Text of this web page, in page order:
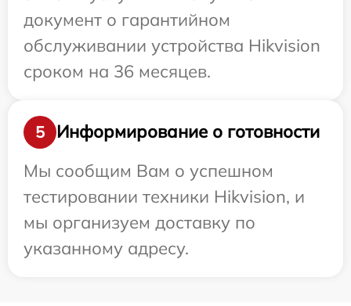
документ о гарантийном
обслуживании устройства Hikvision
сроком на 36 месяцев.
5
Информирование о готовности
Мы сообщим Вам о успешном
тестировании техники Hikvision, и
мы организуем доставку по
указанному адресу.